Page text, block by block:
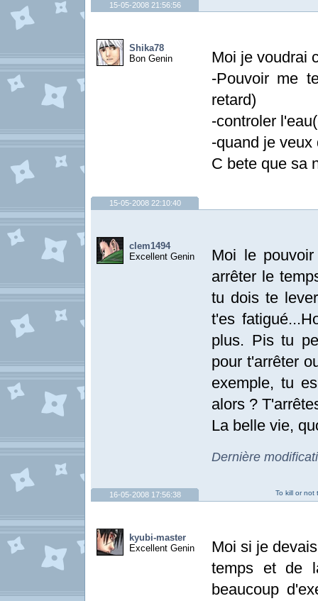
15-05-2008 21:56:56
Shika78
Bon Genin
Moi je voudrai
-Pouvoir me
retard)
-controler
-quand je
C bete que sa
15-05-2008 22:10:40
clem1494
Excellent Genin
Moi le
arrêter le
tu dois te
t'es
plus. Pis tu
pour t'arrêter
exemple, tu
alors ?
La belle vie,
Dernière
To kill or not
16-05-2008 17:56:38
kyubi-master
Excellent Genin
Moi si je
temps et de
beaucoup